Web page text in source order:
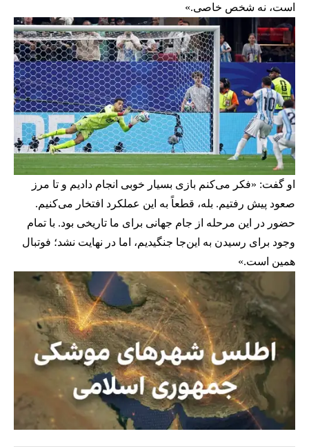
است، نه شخص خاصی.»
او گفت: «فکر می‌کنم بازی بسیار خوبی انجام دادیم و تا مرز
صعود پیش رفتیم. بله، قطعاً به این عملکرد افتخار می‌کنیم.
حضور در این مرحله از جام جهانی برای ما تاریخی بود. با تمام
وجود برای رسیدن به این‌جا جنگیدیم، اما در نهایت نشد؛ فوتبال
همین است.»